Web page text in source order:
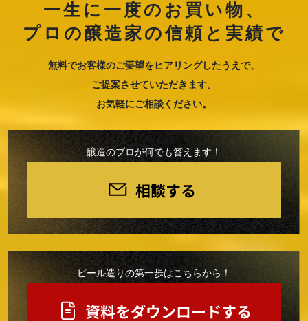
一生に一度のお買い物、
プロの醸造家の信頼と実績で
無料でお客様のご要望をヒアリングしたうえで、
ご提案させていただきます。
お気軽にご相談ください。
醸造のプロが何でも答えます！
ビール造りの第一歩はこちらから！